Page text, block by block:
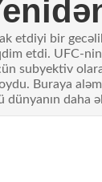
etdiyi bir
UFC-nin
subyektiv
Buraya
dünyanın